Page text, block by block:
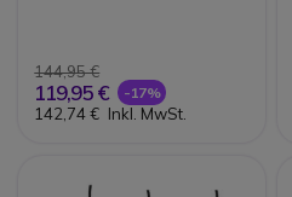
144,95 €
119,95 € -17%
142,74 € Inkl. MwSt.